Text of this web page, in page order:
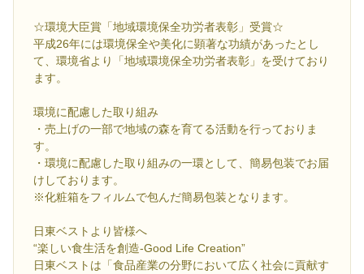
☆環境大臣賞「地域環境保全功労者表彰」受賞☆
平成26年には環境保全や美化に顕著な功績があったとし
て、環境省より「地域環境保全功労者表彰」を受けており
ます。
環境に配慮した取り組み
・売上げの一部で地域の森を育てる活動を行っておりま
す。
・環境に配慮した取り組みの一環として、簡易包装でお届
けしております。
※化粧箱をフィルムで包んだ簡易包装となります。
日東ベストより皆様へ
“楽しい食生活を創造-Good Life Creation”
日東ベストは「食品産業の分野において広く社会に貢献す